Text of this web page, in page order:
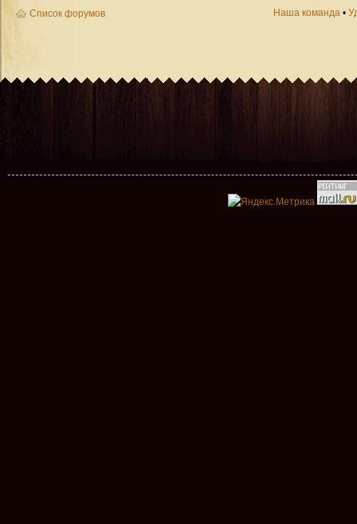
Список форумов Наша команда •